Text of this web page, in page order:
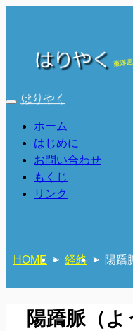
はりやく
ホーム
はじめに
お問い合わせ
もくじ
リンク
HOME > 経絡 > 陽蹻
陽蹻脈（よ